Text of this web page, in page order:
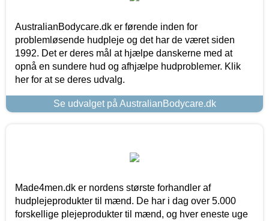
AustralianBodycare.dk er førende inden for
problemløsende hudpleje og det har de været siden
1992. Det er deres mål at hjælpe danskerne med at
opnå en sundere hud og afhjælpe hudproblemer. Klik
her for at se deres udvalg.
Se udvalget på AustralianBodycare.dk
Made4men.dk er nordens største forhandler af
hudplejeprodukter til mænd. De har i dag over 5.000
forskellige plejeprodukter til mænd, og hver eneste uge